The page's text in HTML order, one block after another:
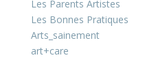
Les Parents Artistes
Les Bonnes Pratiques
Arts_sainement
art+care